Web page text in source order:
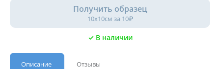
Получить образец
10х10см за 10₽
✓ В наличии
Описание
Отзывы